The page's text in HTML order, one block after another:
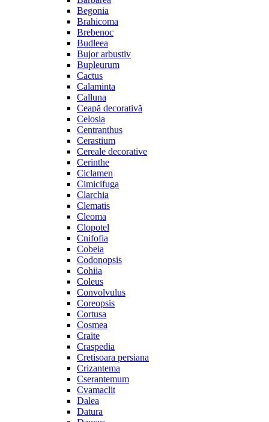
Begonia
Brahicoma
Brebenoc
Budleea
Bujor arbustiv
Bupleurum
Cactus
Calaminta
Calluna
Ceapă decorativă
Celosia
Centranthus
Cerastium
Cereale decorative
Cerinthe
Ciclamen
Cimicifuga
Clarchia
Clematis
Cleoma
Clopotel
Cnifofia
Cobeia
Codonopsis
Cohiia
Coleus
Convolvulus
Coreopsis
Cortusa
Cosmea
Craite
Craspedia
Cretisoara persiana
Crizantema
Cserantemum
Cvamaclit
Dalea
Datura